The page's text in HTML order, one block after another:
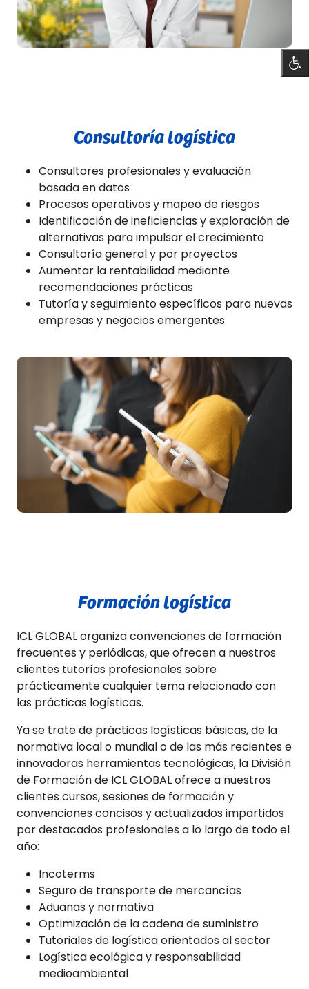
Consultoría logística
Consultores profesionales y evaluación
basada en datos
Procesos operativos y mapeo de riesgos
Identificación de ineficiencias y exploración de
alternativas para impulsar el crecimiento
Consultoría general y por proyectos
Aumentar la rentabilidad mediante
recomendaciones prácticas
Tutoría y seguimiento específicos para nuevas
empresas y negocios emergentes
Formación logística
ICL GLOBAL organiza convenciones de formación
frecuentes y periódicas, que ofrecen a nuestros
clientes tutorías profesionales sobre
prácticamente cualquier tema relacionado con
las prácticas logísticas.
Ya se trate de prácticas logísticas básicas, de la
normativa local o mundial o de las más recientes e
innovadoras herramientas tecnológicas, la División
de Formación de ICL GLOBAL ofrece a nuestros
clientes cursos, sesiones de formación y
convenciones concisos y actualizados impartidos
por destacados profesionales a lo largo de todo el
año:
Incoterms
Seguro de transporte de mercancías
Aduanas y normativa
Optimización de la cadena de suministro
Tutoriales de logística orientados al sector
Logística ecológica y responsabilidad
medioambiental